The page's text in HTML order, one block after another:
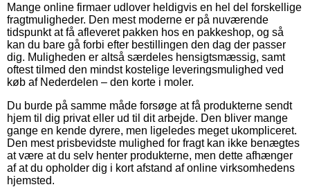
Mange online firmaer udlover heldigvis en hel del forskellige
fragtmuligheder. Den mest moderne er på nuværende
tidspunkt at få afleveret pakken hos en pakkeshop, og så
kan du bare gå forbi efter bestillingen den dag der passer
dig. Muligheden er altså særdeles hensigtsmæssig, samt
oftest tilmed den mindst kostelige leveringsmulighed ved
køb af Nederdelen – den korte i moler.
Du burde på samme måde forsøge at få produkterne sendt
hjem til dig privat eller ud til dit arbejde. Den bliver mange
gange en kende dyrere, men ligeledes meget ukompliceret.
Den mest prisbevidste mulighed for fragt kan ikke benægtes
at være at du selv henter produkterne, men dette afhænger
af at du opholder dig i kort afstand af online virksomhedens
hjemsted.